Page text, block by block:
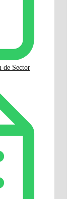
de Sector